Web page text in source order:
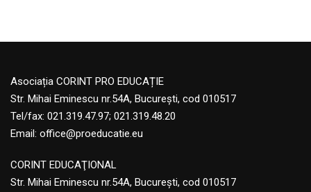
Asociația CORINT PRO EDUCAȚIE
Str. Mihai Eminescu nr.54A, București, cod 010517
Tel/fax: 021.319.47.97; 021.319.48.20
Email: office@proeducatie.eu
CORINT EDUCAŢIONAL
Str. Mihai Eminescu nr.54A, Bucureşti, cod 010517